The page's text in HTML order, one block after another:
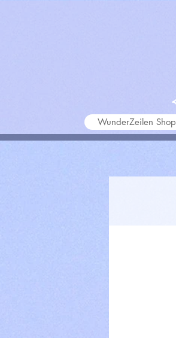
WunderZeilen Shop